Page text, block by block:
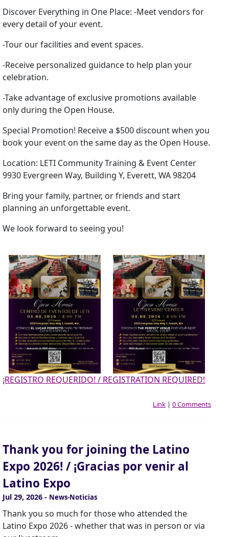
Discover Everything in One Place: -Meet vendors for
every detail of your event.
-Tour our facilities and event spaces.
-Receive personalized guidance to help plan your
celebration.
-Take advantage of exclusive promotions available
only during the Open House.
Special Promotion! Receive a $500 discount when you
book your event on the same day as the Open House.
Location: LETI Community Training & Event Center
9930 Evergreen Way, Building Y, Everett, WA 98204
Bring your family, partner, or friends and start
planning an unforgettable event.
We look forward to seeing you!
¡REGISTRO REQUERIDO! / REGISTRATION REQUIRED!
Link | 0 Comments
Thank you for joining the Latino
Expo 2026! / ¡Gracias por venir al
Latino Expo
Jul 29, 2026 - News-Noticias
Thank you so much for those who attended the
Latino Expo 2026 - whether that was in person or via